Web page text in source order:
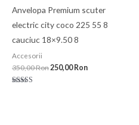
Anvelopa Premium scuter
electric city coco 225 55 8
cauciuc 18×9.50 8
Accesorii
350,00Ron250,00 Ron